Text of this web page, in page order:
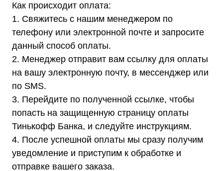
Как происходит оплата:
1. Свяжитесь с нашим менеджером по
телефону или электронной почте и запросите
данный способ оплаты.
2. Менеджер отправит вам ссылку для оплаты
на вашу электронную почту, в мессенджер или
по SMS.
3. Перейдите по полученной ссылке, чтобы
попасть на защищенную страницу оплаты
Тинькофф Банка, и следуйте инструкциям.
4. После успешной оплаты мы сразу получим
уведомление и приступим к обработке и
отправке вашего заказа.